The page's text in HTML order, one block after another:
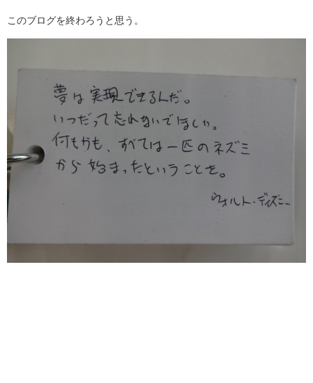
このブログを終わろうと思う。